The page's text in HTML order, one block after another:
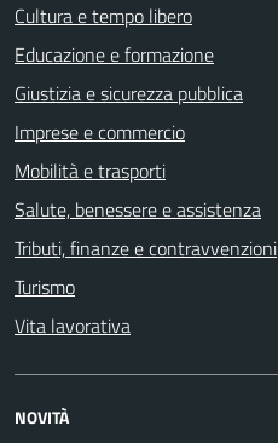
Cultura e tempo libero
Educazione e formazione
Giustizia e sicurezza pubblica
Imprese e commercio
Mobilità e trasporti
Salute, benessere e assistenza
Tributi, finanze e contravvenzioni
Turismo
Vita lavorativa
NOVITÀ